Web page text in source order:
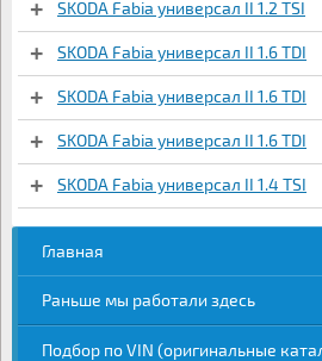
SKODA Fabia универсал II 1.2 TSI
SKODA Fabia универсал II 1.6 TDI
SKODA Fabia универсал II 1.6 TDI
SKODA Fabia универсал II 1.6 TDI
SKODA Fabia универсал II 1.4 TSI
Главная
Раньше мы работали здесь
Подбор по VIN (оригинальные